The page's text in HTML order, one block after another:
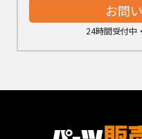
お問
24時間受付中